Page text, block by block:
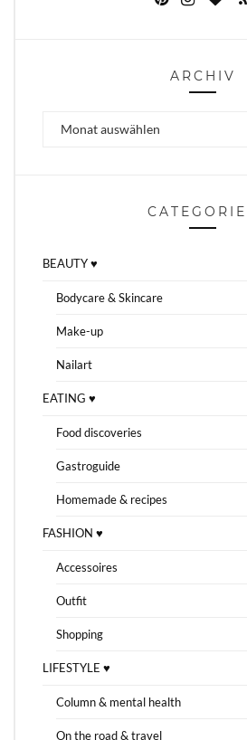
ARCHIV
BEAUTY ♥
Bodycare & Skincare
Make-up
Nailart
EATING ♥
Food discoveries
Gastroguide
Homemade & recipes
FASHION ♥
Accessoires
Outfit
Shopping
LIFESTYLE ♥
Column & mental health
On the road & travel